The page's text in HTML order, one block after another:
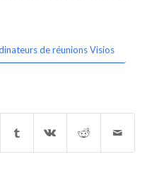
de réunions Visios